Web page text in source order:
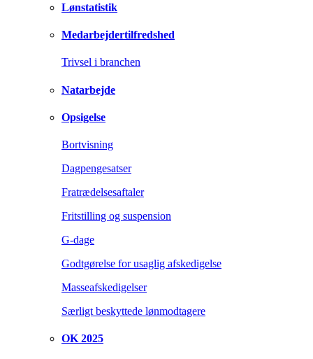
Lønstatistik
Medarbejdertilfredshed
Trivsel i branchen
Natarbejde
Opsigelse
Bortvisning
Dagpengesatser
Fratrædelsesaftaler
Fritstilling og suspension
G-dage
Godtgørelse for usaglig afskedigelse
Masseafskedigelser
Særligt beskyttede lønmodtagere
OK 2025